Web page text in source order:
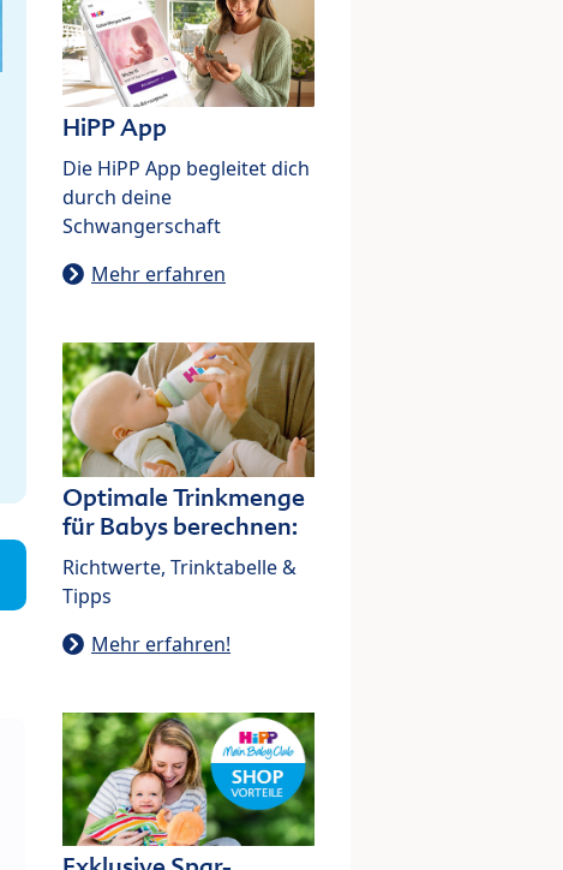
HiPP App
Die HiPP App begleitet dich
durch deine
Schwangerschaft
Mehr erfahren
Optimale Trinkmenge
für Babys berechnen:
Richtwerte, Trinktabelle &
Tipps
Mehr erfahren!